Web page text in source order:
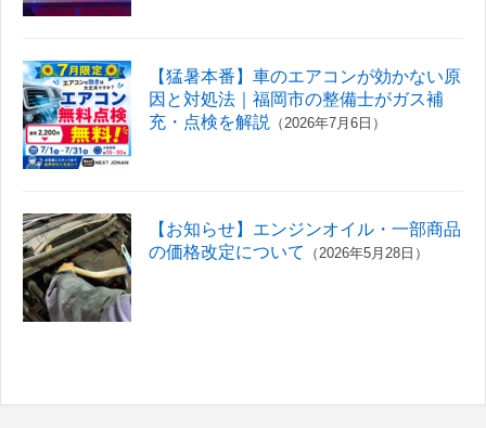
【猛暑本番】車のエアコンが効かない原
因と対処法｜福岡市の整備士がガス補
充・点検を解説
（2026年7月6日）
【お知らせ】エンジンオイル・一部商品
の価格改定について
（2026年5月28日）